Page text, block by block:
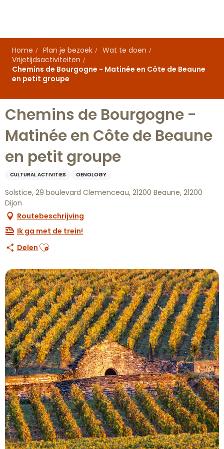
principal
Home
Plan je bezoek
Wat te doen
Vrijetijdsactiviteiten
Chemins de Bourgogne - Matinée en Côte de Beaune
en petit groupe
Chemins de Bourgogne -
Matinée en Côte de Beaune
en petit groupe
CULTURAL ACTIVITIES OENOLOGY
Solstice, 29 boulevard Clemenceau, 21200 Beaune, 21200
Dijon
Routebeschrijving
Ik ga met de trein!
Delen Ajouter aux favoris